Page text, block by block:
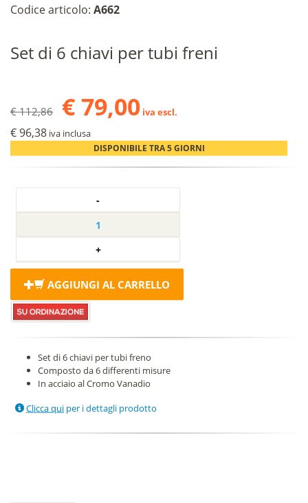
Codice articolo: A662
Set di 6 chiavi per tubi freni
€ 112,86 € 79,00 iva escl.
€ 96,38 iva inclusa
DISPONIBILE TRA 5 GIORNI
AGGIUNGI AL CARRELLO
Set di 6 chiavi per tubi freno
Composto da 6 differenti misure
In acciaio al Cromo Vanadio
Clicca qui per i dettagli prodotto